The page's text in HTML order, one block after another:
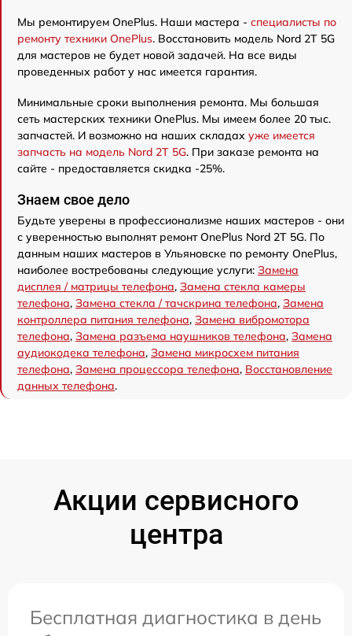
Мы ремонтируем OnePlus. Наши мастера - специалисты по
ремонту техники OnePlus. Восстановить модель Nord 2T 5G
для мастеров не будет новой задачей. На все виды
проведенных работ у нас имеется гарантия.
Минимальные сроки выполнения ремонта. Мы большая
сеть мастерских техники OnePlus. Мы имеем более 20 тыс.
запчастей. И возможно на наших складах уже имеется
запчасть на модель Nord 2T 5G. При заказе ремонта на
сайте - предоставляется скидка -25%.
Знаем свое дело
Будьте уверены в профессионализме наших мастеров - они
с уверенностью выполнят ремонт OnePlus Nord 2T 5G. По
данным наших мастеров в Ульяновске по ремонту OnePlus,
наиболее востребованы следующие услуги: Замена
дисплея / матрицы телефона, Замена стекла камеры
телефона, Замена стекла / тачскрина телефона, Замена
контроллера питания телефона, Замена вибромотора
телефона, Замена разъема наушников телефона, Замена
аудиокодека телефона, Замена микросхем питания
телефона, Замена процессора телефона, Восстановление
данных телефона.
Акции сервисного
центра
Бесплатная диагностика в день